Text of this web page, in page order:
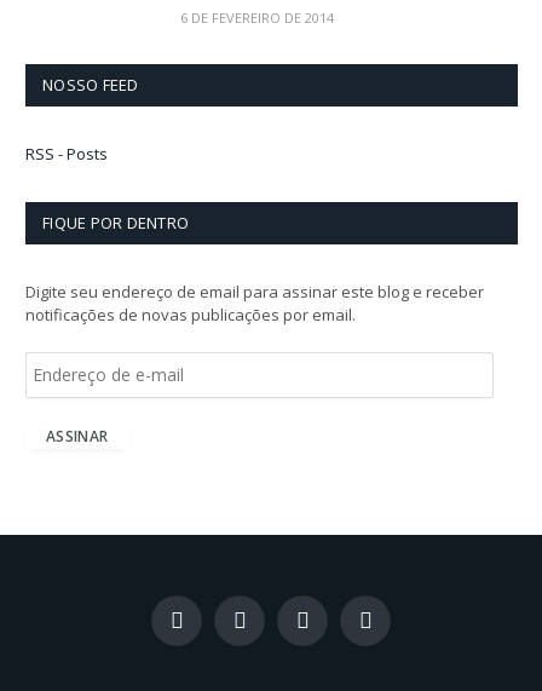
6 DE FEVEREIRO DE 2014
NOSSO FEED
RSS - Posts
FIQUE POR DENTRO
Digite seu endereço de email para assinar este blog e receber
notificações de novas publicações por email.
ASSINAR
Facebook
X
(Twitter)
InstagramLinkedIn